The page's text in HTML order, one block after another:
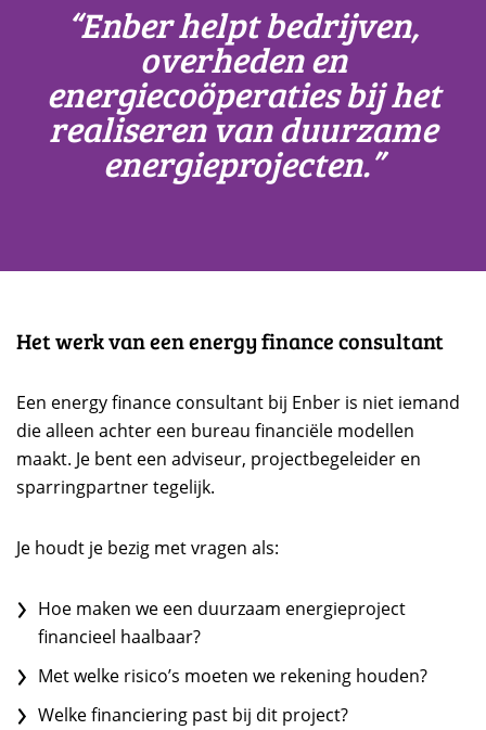
“Enber helpt bedrijven,
overheden en
energiecoöperaties bij het
realiseren vanduurzame
energieprojecten.”
Het werk van een energy finance consultant
Een energy finance consultant bij Enber is niet iemand
die alleen achter een bureau financiële modellen
maakt. Je bent een adviseur, projectbegeleider en
sparringpartner tegelijk.
Je houdt je bezig met vragen als:
Hoe maken we een duurzaam energieproject
financieel haalbaar?
Met welke risico’s moeten we rekening houden?
Welke financiering past bij dit project?